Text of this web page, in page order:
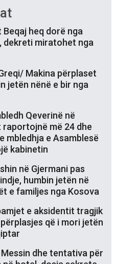
heq dorë nga
dekreti miratohet nga
Makina përplaset
jetën nënë e bir nga
Qeverinë në
më 24 dhe
mbledhja e Asamblesë
kabinetin
në Gjermani pas
humbin jetën në
e familjes nga Kosova
e aksidentit tragjik
që i mori jetën
dhe tentativa për